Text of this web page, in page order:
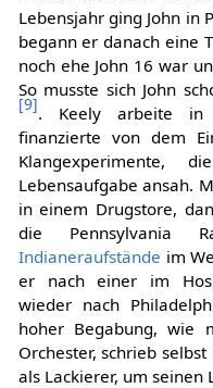
Lebensjahr ging John in
begann er danach eine
noch ehe John 16 war
So musste sich John
[9]. Keely arbeite in
finanzierte von dem
Klangexperimente,
Lebensaufgabe ansah.
in einem Drugstore,
die Pennsylvania
Indianeraufstände im
er nach einer im
wieder nach
hoher Begabung, wie
Orchester, schrieb
als Lackierer, um seinen